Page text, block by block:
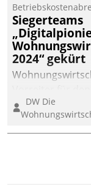
Siegerteams
2024“ gekürt
eine digitale
finden, ist das
Awards
DW Die